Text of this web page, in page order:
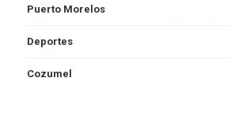
Puerto Morelos
Deportes
Cozumel